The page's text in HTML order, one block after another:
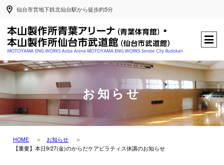
仙台市営地下鉄北仙台駅から徒歩約5分
お知らせ
HOME
お知らせ
【重要】本日9/27(金)のからだケアピラティス休講のお知らせ